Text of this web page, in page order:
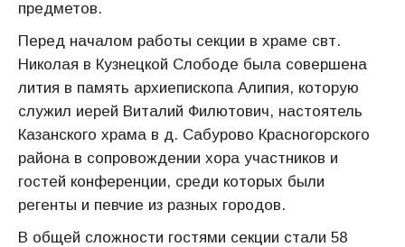
предметов.
Перед началом работы секции в храме свт.
Николая в Кузнецкой Слободе была совершена
лития в память архиепископа Алипия, которую
служил иерей Виталий Филютович, настоятель
Казанского храма в д. Сабурово Красногорского
района в сопровождении хора участников и
гостей конференции, среди которых были
регенты и певчие из разных городов.
В общей сложности гостями секции стали 58